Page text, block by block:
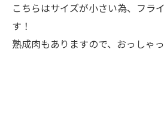
こちらはサイズが小さい為、フラ
す！
熟成肉もありますので、おっしゃ